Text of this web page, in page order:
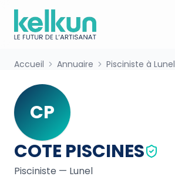
Accueil Annuaire Pisciniste à Lunel
CP
COTE PISCINES
Pisciniste — Lunel